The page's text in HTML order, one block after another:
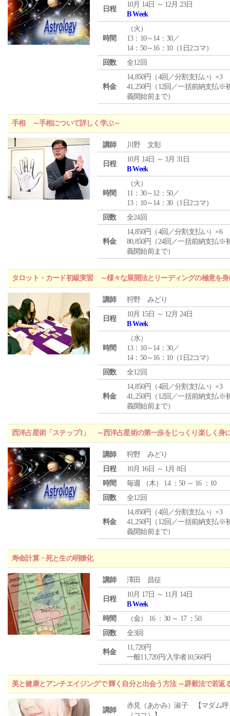
日程
10月 14日 ～ 12月 23日
B Week
時間
（火 ）
13：10～14：30／
14：50～16：10（1日2コマ）
回数
全12回
料金
14,850円（4回／分割支払い）×3
41,250円（12回／一括前納支払※
義開始前まで）
手相 ～手相について詳しく学ぶ～
講師 川野 文彰
日程
10月 14日 ～ 3月 31日
B Week
時間
（火 ）
11：30～12：50／
13：10～14：30（1日2コマ）
回数
全24回
料金
14,850円（4回／分割支払い）×6
80,850円（24回／一括前納支払※
義開始前まで）
タロット・カード初級実習 ～様々な展開法とリーディングの極意を身
講師 狩野 みどり
日程
10月 15日 ～ 12月 24日
B Week
時間
（水）
13：10～14：30／
14：50～16：10（1日2コマ）
回数
全12回
料金
14,850円（4回／分割支払い）×3
41,250円（12回／一括前納支払※
義開始前まで）
西洋占星術「ステップ1」 ～西洋占星術の第一歩をじっくり楽しく身
講師
狩野 みどり
日程
10月 16日 ～ 1月 8日
時間
毎週 （木） 14 ：50 ～ 16 ：10
回数
全12回
料金
14,850円（4回／分割支払い）×3
41,250円（12回／一括前納支払※
義開始前まで）
寿命計算・死と生の明瞭化
講師 澤田 昌征
日程
10月 17日 ～ 11月 14日
B Week
時間
（金） 16 ：30 ～ 17 ：50
回数
全3回
料金
11,720円
一般11,720円/入学者10,560円
美と健康とアンチエイジングで 輝く自分と出会う方法 ～辟穀法で若返
講師
赤見（あかみ）淑子 【マダム呼